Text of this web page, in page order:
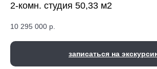
2-комн. студия 50,33 м2
10 295 000 р.
записаться на